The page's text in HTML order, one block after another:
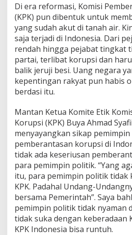
p
s
i
i
N
e
g
e
i
t
a
Di era reformasi, Komisi
(KPK) pun dibentuk untuk
yang sudah akut di tanah air.
saja terjadi di Indonesia. Dari
rendah hingga pejabat tingkat
partai, terlibat korupsi dan
balik jeruji besi. Uang negara
kepentingan rakyat pun habis
berdasi itu.
Mantan Ketua Komite Etik
Korupsi (KPK) Buya Ahmad
menyayangkan sikap
pemberantasan korupsi di
tidak ada keseriusan
para pemimpin politik. “Yang
itu, para pemimpin politik tidak
KPK. Padahal Undang-
bersama Pemerintah”. Saya
pemimpin politik tidak nyaman
tidak suka dengan keberadaan
KPK Indonesia bisa runtuh.